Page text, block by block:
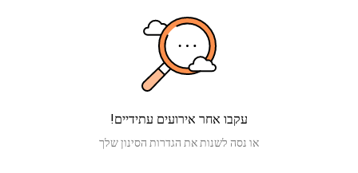
עקבו אחר אירועים עתידיים!
או נסה לשנות את הגדרות הסינון שלך